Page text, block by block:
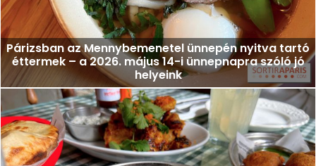
Párizsban az Mennybemenetel ünnepén nyitva tartó
éttermek – a 2026. május 14-i ünnepnapra szóló jó
helyeink